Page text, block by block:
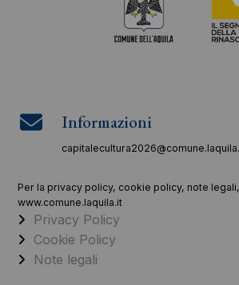
Informazioni
Per la privacy policy, cookie policy, note
www.comune.laquila.it
Privacy Policy
Cookie Policy
Note legali